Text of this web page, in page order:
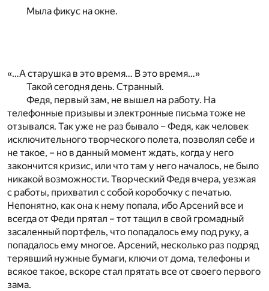
Мыла фикус на окне.
«…А старушка в это время… В это время…»
Такой сегодня день. Странный.
Федя, первый зам, не вышел на работу. На
телефонные призывы и электронные письма тоже не
отзывался. Так уже не раз бывало – Федя, как человек
исключительного творческого полета, позволял себе и
не такое, – но в данный момент ждать, когда у него
закончится кризис, или что там у него началось, не было
никакой возможности. Творческий Федя вчера, уезжая
с работы, прихватил с собой коробочку с печатью.
Непонятно, как она к нему попала, ибо Арсений все и
всегда от Феди прятал – тот тащил в свой громадный
засаленный портфель, что попадалось ему под руку, а
попадалось ему многое. Арсений, несколько раз подряд
терявший нужные бумаги, ключи от дома, телефоны и
всякое такое, вскоре стал прятать все от своего первого
зама.